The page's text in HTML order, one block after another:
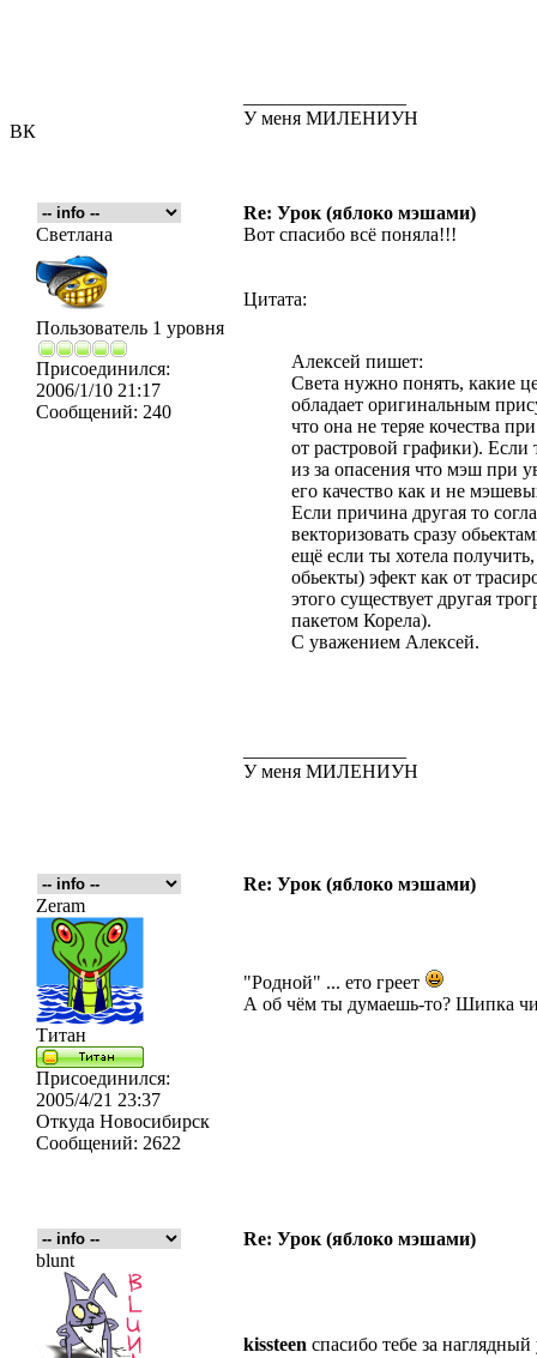
ВК
У меня МИЛЕНИУН
Re: Урок (яблоко мэшами)
Светлана
Пользователь 1 уровня
Присоединился:
2006/1/10 21:17
Сообщений: 240
Вот спасибо всё поняла!!!
Цитата:
Алексей пишет:
Света нужно понять, какие
обладает оригинальным
что она не теряе кочества
от растровой графики).
из за опасения что мэш при
его качество как и не
Если причина другая то
векторизовать сразу
ещё если ты хотела
обьекты) эфект как от
этого существует другая
пакетом Корела).
С уважением Алексей.
У меня МИЛЕНИУН
Re: Урок (яблоко мэшами)
Zeram
Титан
Присоединился:
2005/4/21 23:37
Откуда Новосибирск
Сообщений: 2622
"Родной" ... ето греет
А об чём ты думаешь-то? Шипка
Re: Урок (яблоко мэшами)
blunt
kissteen спасибо тебе за